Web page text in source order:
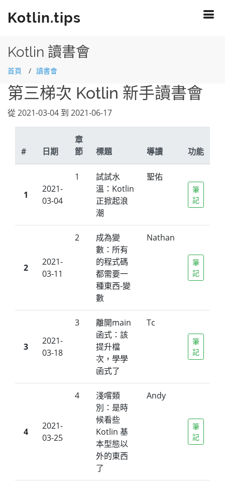
Kotlin.tips
Kotlin 讀書會
首頁 讀書會
第三梯次 Kotlin 新手讀書會
從 2021-03-04 到 2021-06-17
# 日期
章
節
標題 導讀 功能
1
2021-
03-04
1
試試水
溫：Kotlin
正掀起浪
潮
聖佑
筆
記
2
2021-
03-11
2
成為變
數：所有
的程式碼
都需要一
種東西-變
數
Nathan
筆
記
3
2021-
03-18
3
離開main
函式：該
提升檔
次，學學
函式了
Tc
筆
記
4
2021-
03-25
4
淺嚐類
別：是時
候看些
Kotlin 基
本型態以
外的東西
了
Andy
筆
記